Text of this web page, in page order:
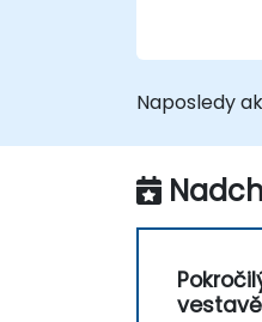
Naposledy